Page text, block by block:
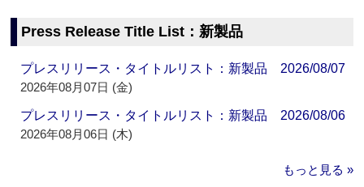
Press Release Title List：新製品
プレスリリース・タイトルリスト：新製品 2026/08/07
2026年08月07日 (金)
プレスリリース・タイトルリスト：新製品 2026/08/06
2026年08月06日 (木)
もっと見る »